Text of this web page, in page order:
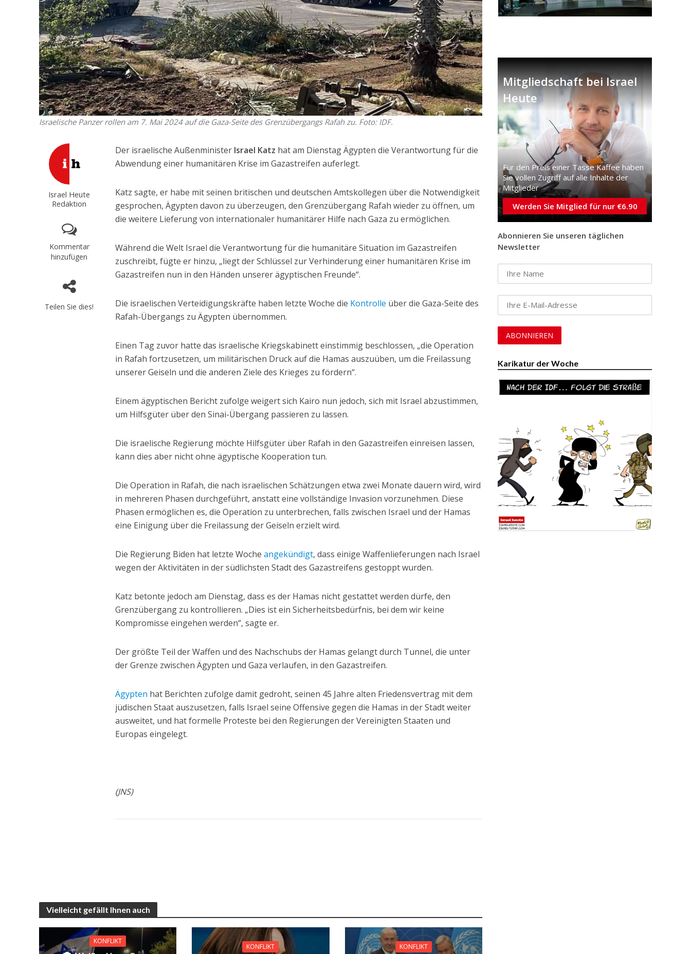
Israelische Panzer rollen am 7. Mai 2024 auf die Gaza-Seite des Grenzübergangs Rafah zu. Foto: IDF.
Israel Heute
Redaktion
Kommentar
hinzufügen
Teilen Sie dies!
Der israelische Außenminister Israel Katz hat am Dienstag Ägypten die Verantwortung für die
Abwendung einer humanitären Krise im Gazastreifen auferlegt.
Katz sagte, er habe mit seinen britischen und deutschen Amtskollegen über die Notwendigkeit
gesprochen, Ägypten davon zu überzeugen, den Grenzübergang Rafah wieder zu öffnen, um
die weitere Lieferung von internationaler humanitärer Hilfe nach Gaza zu ermöglichen.
Während die Welt Israel die Verantwortung für die humanitäre Situation im Gazastreifen
zuschreibt, fügte er hinzu, „liegt der Schlüssel zur Verhinderung einer humanitären Krise im
Gazastreifen nun in den Händen unserer ägyptischen Freunde“.
Die israelischen Verteidigungskräfte haben letzte Woche die Kontrolle über die Gaza-Seite des
Rafah-Übergangs zu Ägypten übernommen.
Einen Tag zuvor hatte das israelische Kriegskabinett einstimmig beschlossen, „die Operation
in Rafah fortzusetzen, um militärischen Druck auf die Hamas auszuüben, um die Freilassung
unserer Geiseln und die anderen Ziele des Krieges zu fördern“.
Einem ägyptischen Bericht zufolge weigert sich Kairo nun jedoch, sich mit Israel abzustimmen,
um Hilfsgüter über den Sinai-Übergang passieren zu lassen.
Die israelische Regierung möchte Hilfsgüter über Rafah in den Gazastreifen einreisen lassen,
kann dies aber nicht ohne ägyptische Kooperation tun.
Die Operation in Rafah, die nach israelischen Schätzungen etwa zwei Monate dauern wird, wird
in mehreren Phasen durchgeführt, anstatt eine vollständige Invasion vorzunehmen. Diese
Phasen ermöglichen es, die Operation zu unterbrechen, falls zwischen Israel und der Hamas
eine Einigung über die Freilassung der Geiseln erzielt wird.
Die Regierung Biden hat letzte Wocheangekündigt, dass einige Waffenlieferungen nach Israel
wegen der Aktivitäten in der südlichsten Stadt des Gazastreifens gestoppt wurden.
Katz betonte jedoch am Dienstag, dass es der Hamas nicht gestattet werden dürfe, den
Grenzübergang zu kontrollieren. „Dies ist ein Sicherheitsbedürfnis, bei dem wir keine
Kompromisse eingehen werden“, sagte er.
Der größte Teil der Waffen und des Nachschubs der Hamas gelangt durch Tunnel, die unter
der Grenze zwischen Ägypten und Gaza verlaufen, in den Gazastreifen.
Ägypten hat Berichten zufolge damit gedroht, seinen 45 Jahre alten Friedensvertrag mit dem
jüdischen Staat auszusetzen, falls Israel seine Offensive gegen die Hamas in der Stadt weiter
ausweitet, und hat formelle Proteste bei den Regierungen der Vereinigten Staaten und
Europas eingelegt.
(JNS)
Vielleicht gefällt Ihnen auch
KONFLIKT
KONFLIKT KONFLIKT
Mitgliedschaft bei Israel
Heute
Für den Preis einer Tasse Kaffee haben
Sie vollen Zugriff auf alle Inhalte der
Mitglieder
Werden Sie Mitglied für nur €6.90
Abonnieren Sie unseren täglichen
Newsletter
Karikatur der Woche